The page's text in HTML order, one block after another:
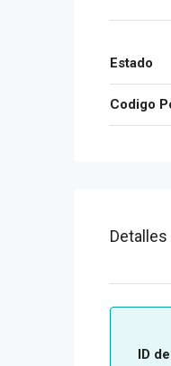
Estado
Codigo
Detalles
ID